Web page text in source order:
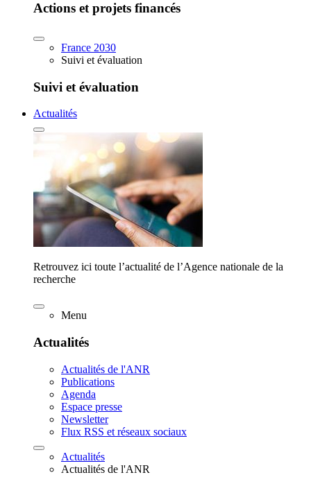
Actions et projets financés
France 2030
Suivi et évaluation
Suivi et évaluation
Actualités
Retrouvez ici toute l’actualité de l’Agence nationale de la
recherche
Menu
Actualités
Actualités de l'ANR
Publications
Agenda
Espace presse
Newsletter
Flux RSS et réseaux sociaux
Actualités
Actualités de l'ANR